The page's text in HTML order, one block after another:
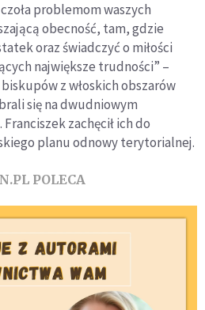
problemom waszych
obecność, tam, gdzie
oraz świadczyć o miłości
największe trudności” –
z włoskich obszarów
się na dwudniowym
zachęcił ich do
planu odnowy terytorialnej.
POLECA